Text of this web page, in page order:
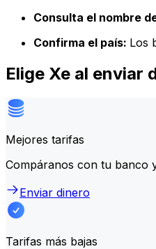
Consulta el nombre
Confirma el país: Los
Elige Xe al enviar
Mejores tarifas
Compáranos con tu banco
Enviar dinero
Tarifas más bajas